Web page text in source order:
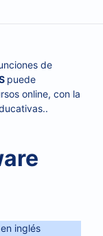
de
puede
online, con la
inglés